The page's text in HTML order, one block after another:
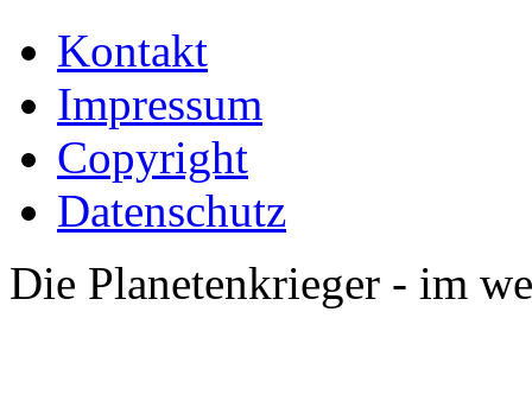
Kontakt
Impressum
Copyright
Datenschutz
Die Planetenkrieger - im